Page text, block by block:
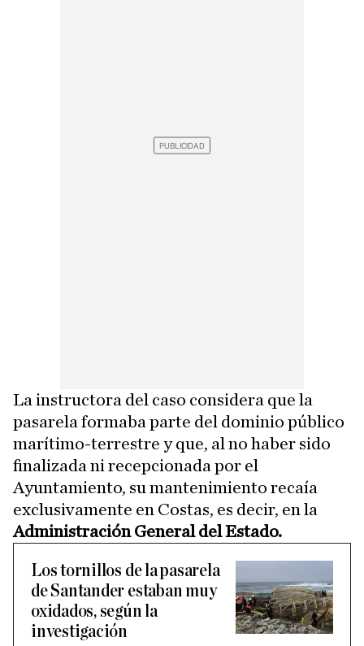
La instructora del caso considera que la
pasarela formaba parte del dominio público
marítimo-terrestre y que, al no haber sido
finalizada ni recepcionada por el
Ayuntamiento, su mantenimiento recaía
exclusivamente en Costas, es decir, en la
Administración General del Estado.
Los tornillos de la pasarela
de Santander estaban muy
oxidados, según la
investigación